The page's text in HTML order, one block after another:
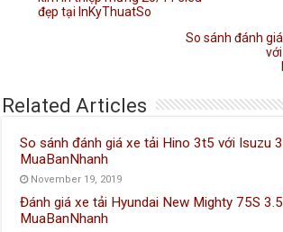
đẹp tại InKyThuatSo
So sánh đánh
Related Articles
So sánh đánh giá xe tải Hino 3t5 với Isuzu
MuaBanNhanh
November 19, 2019
Đánh giá xe tải Hyundai New Mighty 75S
MuaBanNhanh